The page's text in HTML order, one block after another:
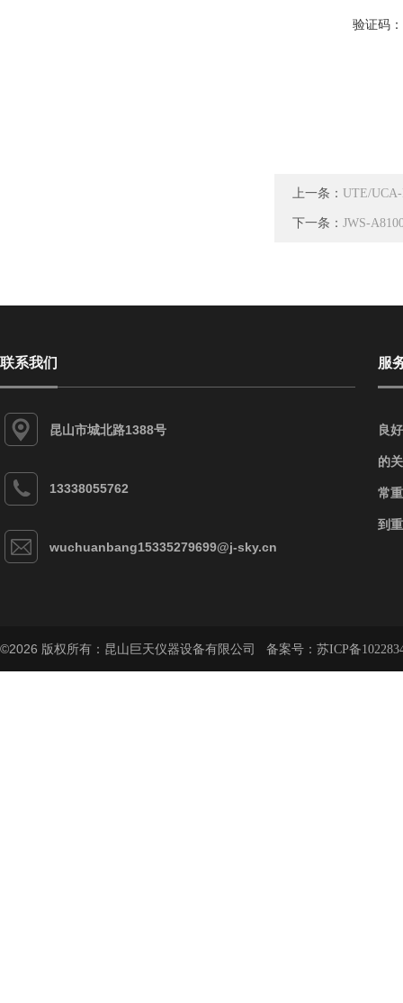
验证码：
上一条： UTE/
下一条： JWS-
联系我们
昆山市城北路1388号
13338055762
wuchuanbang15335279699@j-sky.cn
服
良
的
常
到
©2026 版权所有：昆山巨天仪器设备有限公司 备案号： 苏ICP备